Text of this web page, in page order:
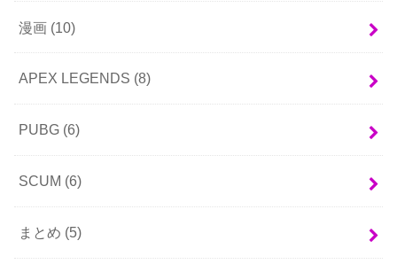
漫画 (10)
APEX LEGENDS (8)
PUBG (6)
SCUM (6)
まとめ (5)